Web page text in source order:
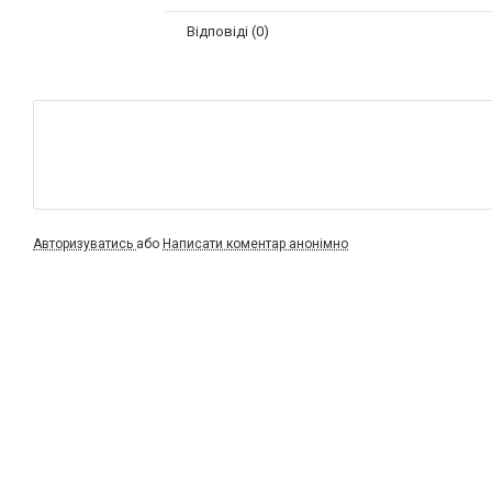
Відповіді (0)
Авторизуватись або Написати коментар анонімно